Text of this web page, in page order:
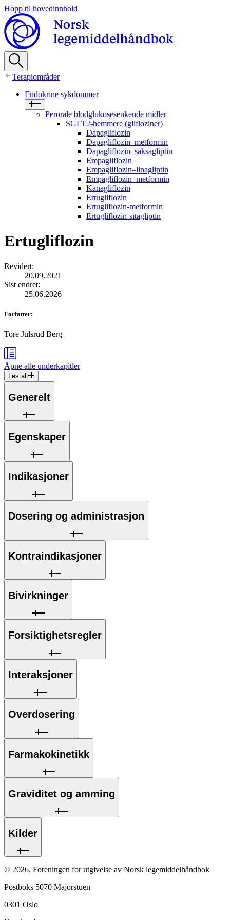
Hopp til hovedinnhold
Terapiområder
Endokrine sykdommer
Perorale blodglukosesenkende midler
SGLT2-hemmere (glifloziner)
Dapagliflozin
Dapagliflozin–metformin
Dapagliflozin–saksagliptin
Empagliflozin
Empagliflozin–linagliptin
Empagliflozin–metformin
Kanagliflozin
Ertugliflozin
Ertugliflozin-metformin
Ertugliflozin-sitagliptin
Ertugliflozin
Revidert:
20.09.2021
Sist endret:
25.06.2026
Forfatter:
Tore Julsrud Berg
Åpne alle underkapitler
Les alt
Generelt
Egenskaper
Indikasjoner
Dosering og administrasjon
Kontraindikasjoner
Bivirkninger
Forsiktighetsregler
Interaksjoner
Overdosering
Farmakokinetikk
Graviditet og amming
Kilder
© 2026, Foreningen for utgivelse av Norsk legemiddelhåndbok
Postboks 5070 Majorstuen
0301 Oslo